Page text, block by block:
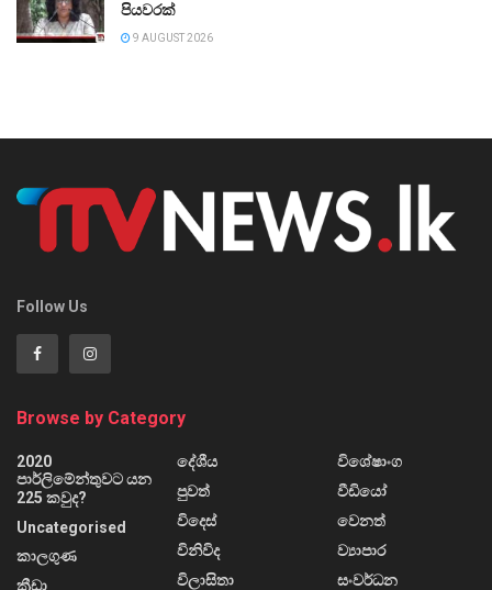
පියවරක්
9 AUGUST 2026
Follow Us
Browse by Category
2020
පාර්ලිමේන්තුවට යන
225 කවුද?
Uncategorised
කාලගුණ
ක්‍රීඩා
දේශීය
පුවත්
විදෙස්
විනිවිද
විලාසිතා
විශේෂාංග
වීඩියෝ
වෙනත්
ව්‍යාපාර
සංවර්ධන